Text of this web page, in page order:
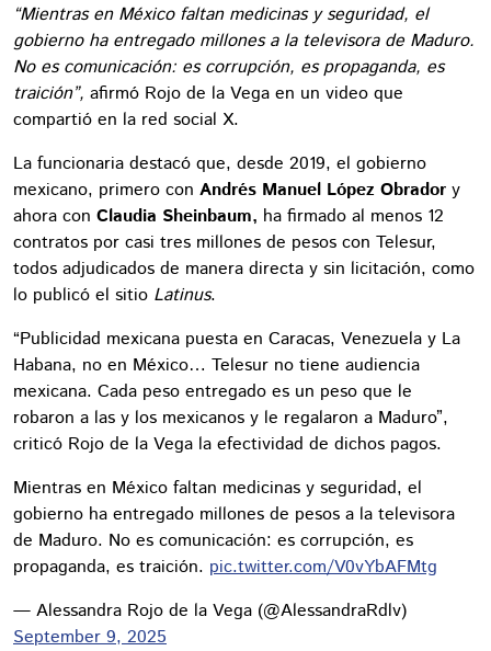
“Mientras en México faltan medicinas y seguridad, el
gobierno ha entregado millones a la televisora de Maduro.
No es comunicación: es corrupción, es propaganda, es
traición”, afirmó Rojo de la Vega en un video que
compartió en la red social X.
La funcionaria destacó que, desde 2019, el gobierno
mexicano, primero con Andrés Manuel López Obrador y
ahora con Claudia Sheinbaum, ha firmado al menos 12
contratos por casi tres millones de pesos con Telesur,
todos adjudicados de manera directa y sin licitación, como
lo publicó el sitio Latinus.
“Publicidad mexicana puesta en Caracas, Venezuela y La
Habana, no en México… Telesur no tiene audiencia
mexicana. Cada peso entregado es un peso que le
robaron a las y los mexicanos y le regalaron a Maduro”,
criticó Rojo de la Vega la efectividad de dichos pagos.
Mientras en México faltan medicinas y seguridad, el
gobierno ha entregado millones de pesos a la televisora
de Maduro. No es comunicación: es corrupción, es
propaganda, es traición. pic.twitter.com/V0vYbAFMtg
— Alessandra Rojo de la Vega (@AlessandraRdlv)
September 9, 2025